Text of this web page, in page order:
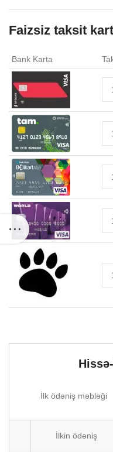
Faizsiz taksit
Bank Karta
İlk ödəniş məbləği
İlkin ödəniş